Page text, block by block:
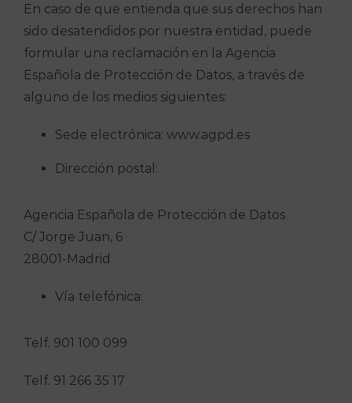
En caso de que entienda que sus derechos han
sido desatendidos por nuestra entidad, puede
formular una reclamación en la Agencia
Española de Protección de Datos, a través de
alguno de los medios siguientes:
Sede electrónica: www.agpd.es
Dirección postal:
Agencia Española de Protección de Datos
C/ Jorge Juan, 6
28001-Madrid
Vía telefónica:
Telf. 901 100 099
Telf. 91 266 35 17